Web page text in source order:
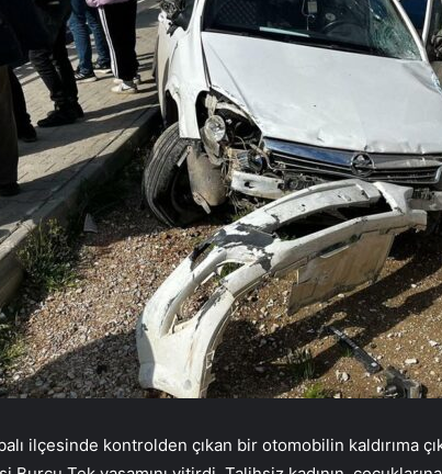
ilçesinde kontrolden çıkan bir otomobilin kaldırıma